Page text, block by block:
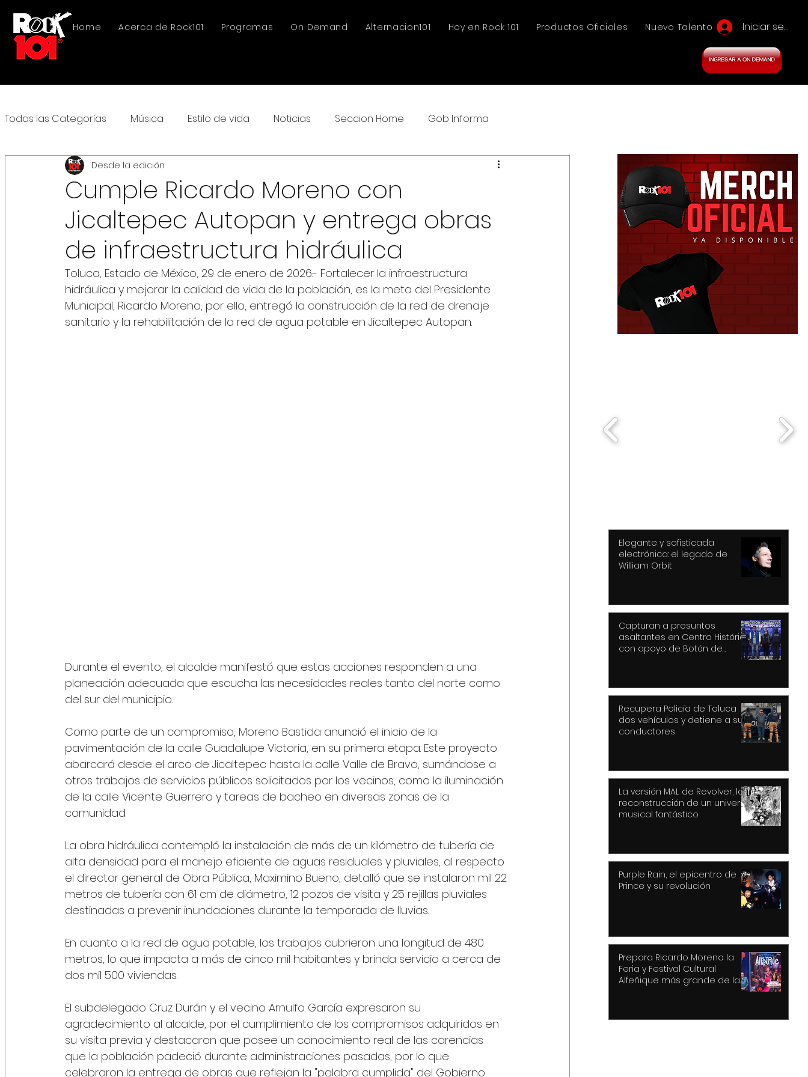
Home Acerca de Rock101 Programas On Demand Alternacion101 Hoy en Rock 101 Productos Oficiales Nuevo Talento Iniciar sesión
Todas las Categorías Música Estilo de vida Noticias Seccion Home Gob Informa
Cumple Ricardo Moreno con
Jicaltepec Autopan y entrega obras
de infraestructura hidráulica
Desde la edición
Toluca, Estado de México, 29 de enero de 2026.- Fortalecer la infraestructura
hidráulica y mejorar la calidad de vida de la población, es la meta del Presidente
Municipal, Ricardo Moreno, por ello, entregó la construcción de la red de drenaje
sanitario y la rehabilitación de la red de agua potable en Jicaltepec Autopan.
Durante el evento, el alcalde manifestó que estas acciones responden a una
planeación adecuada que escucha las necesidades reales tanto del norte como
del sur del municipio.
Como parte de un compromiso, Moreno Bastida anunció el inicio de la
pavimentación de la calle Guadalupe Victoria, en su primera etapa. Este proyecto
abarcará desde el arco de Jicaltepec hasta la calle Valle de Bravo, sumándose a
otros trabajos de servicios públicos solicitados por los vecinos, como la iluminación
de la calle Vicente Guerrero y tareas de bacheo en diversas zonas de la
comunidad.
La obra hidráulica contempló la instalación de más de un kilómetro de tubería de
alta densidad para el manejo eficiente de aguas residuales y pluviales, al respecto
el director general de Obra Pública, Maximino Bueno, detalló que se instalaron mil 22
metros de tubería con 61 cm de diámetro, 12 pozos de visita y 25 rejillas pluviales
destinadas a prevenir inundaciones durante la temporada de lluvias.
En cuanto a la red de agua potable, los trabajos cubrieron una longitud de 480
metros, lo que impacta a más de cinco mil habitantes y brinda servicio a cerca de
dos mil 500 viviendas.
El subdelegado Cruz Durán y el vecino Arnulfo García expresaron su
agradecimiento al alcalde, por el cumplimiento de los compromisos adquiridos en
su visita previa y destacaron que posee un conocimiento real de las carencias
que la población padeció durante administraciones pasadas, por lo que
celebraron la entrega de obras que reflejan la "palabra cumplida" del Gobierno
Elegante y sofisticada
electrónica: el legado de
William Orbit
Capturan a presuntos
asaltantes en Centro Histórico
con apoyo de Botón de
Recupera Policía de Toluca
dos vehículos y detiene a sus
conductores
La versión MAL de Revolver, la
reconstrucción de un universo
musical fantástico
Purple Rain, el epicentro de
Prince y su revolución
Prepara Ricardo Moreno la
Feria y Festival Cultural
Alfeñique más grande de la